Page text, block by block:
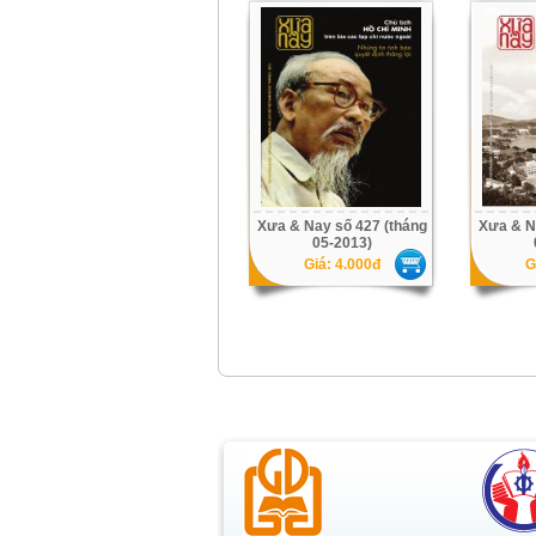
Xưa & Nay số 427 (tháng
05-2013)
Giá: 4.000đ
Xưa &